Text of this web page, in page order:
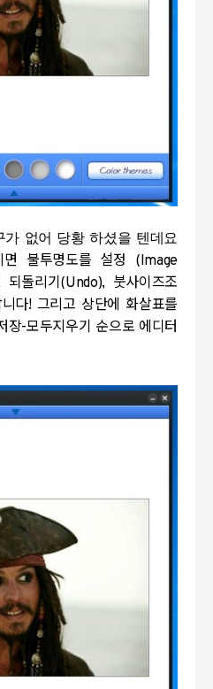
없어 당황 하셨을 텐데요
불투명도를 설정
(Image
되돌리기 (Undo), 붓사이즈조
다! 그리고 상단에 화살표를
장-모두지우기 순으로 에디터